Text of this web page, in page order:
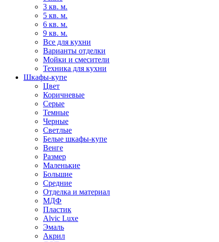
3 кв. м.
5 кв. м.
6 кв. м.
9 кв. м.
Все для кухни
Варианты отделки
Мойки и смесители
Техника для кухни
Шкафы-купе
Цвет
Коричневые
Серые
Темные
Черные
Светлые
Белые шкафы-купе
Венге
Размер
Маленькие
Большие
Средние
Отделка и материал
МДФ
Пластик
Alvic Luxe
Эмаль
Акрил